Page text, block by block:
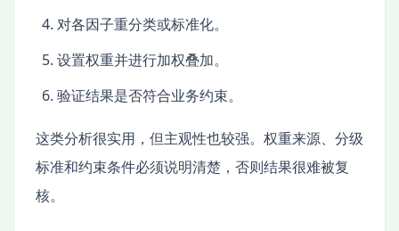
对各因子重分类或标准化。
设置权重并进行加权叠加。
验证结果是否符合业务约束。
这类分析很实用，但主观性也较强。权重来源、分级
标准和约束条件必须说明清楚，否则结果很难被复
核。